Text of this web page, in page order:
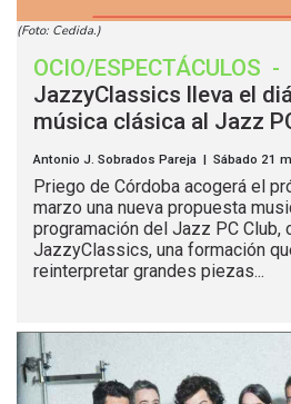
(Foto: Cedida.)
OCIO/ESPECTÁCULOS -
JazzyClassics lleva el
música clásica al Jazz
Antonio J. Sobrados Pareja | Sábado 21
Priego de Córdoba acogerá el
marzo una nueva propuesta
programación del Jazz PC Club,
JazzyClassics, una formación
reinterpretar grandes piezas...